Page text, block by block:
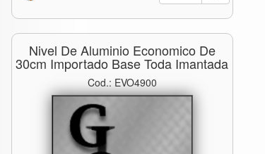
Nivel De Aluminio Economico De
30cm Importado Base Toda Imantada
Cod.: EVO4900